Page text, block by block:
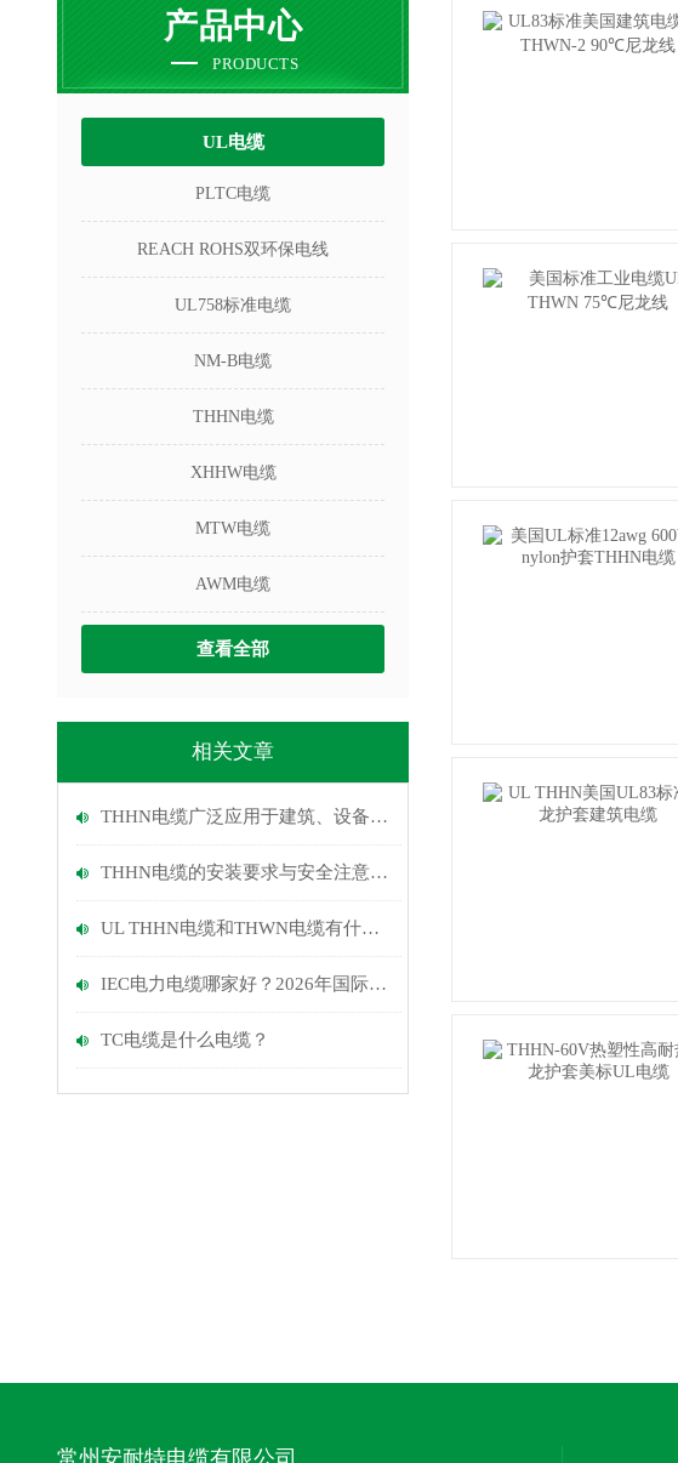
产品中心
PRODUCTS
UL电缆
PLTC电缆
REACH ROHS双环保电线
UL758标准电缆
NM-B电缆
THHN电缆
XHHW电缆
MTW电缆
AWM电缆
查看全部
相关文章
THHN电缆广泛应用于建筑、设备与配电系统
THHN电缆的安装要求与安全注意事项
UL THHN电缆和THWN电缆有什么区别?
IEC电力电缆哪家好？2026年国际标准认证厂家实测推荐与选购指南
TC电缆是什么电缆？
常州安耐特电缆有限公司